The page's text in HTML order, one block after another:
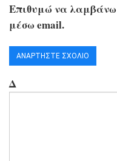
Επιθυμώ να λαμβάνω
μέσω email.
Δ